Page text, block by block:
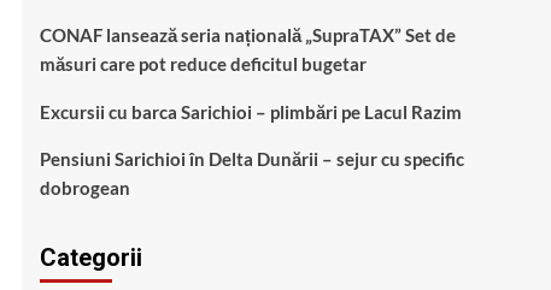
CONAF lansează seria națională „SupraTAX” Set de
măsuri care pot reduce deficitul bugetar
Excursii cu barca Sarichioi – plimbări pe Lacul Razim
Pensiuni Sarichioi în Delta Dunării – sejur cu specific
dobrogean
Categorii